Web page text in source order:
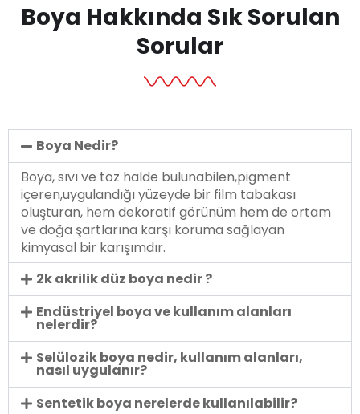
Boya Hakkında Sık Sorulan
Sorular
Boya Nedir?
Boya, sıvı ve toz halde bulunabilen,pigment
içeren,uygulandığı yüzeyde bir film tabakası
oluşturan, hem dekoratif görünüm hem de ortam
ve doğa şartlarına karşı koruma sağlayan
kimyasal bir karışımdır.
2k akrilik düz boya nedir ?
Endüstriyel boya ve kullanım alanları
nelerdir?
Selülozik boya nedir, kullanım alanları,
nasıl uygulanır?
Sentetik boya nerelerde kullanılabilir?